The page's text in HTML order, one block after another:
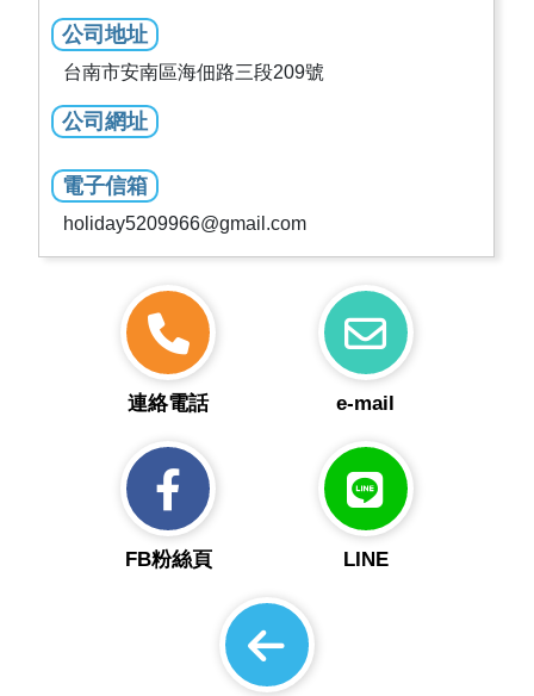
公司地址
台南市安南區海佃路三段209號
公司網址
電子信箱
holiday5209966@gmail.com
連絡電話 e-mail
FB粉絲頁 LINE